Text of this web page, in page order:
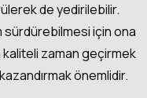
de yedirilebilir.
sürdürebilmesi için ona
zaman geçirmek
önemlidir.